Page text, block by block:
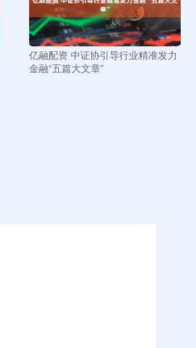
亿融配资 中证协引导行业精准发力
金融“五篇大文章”